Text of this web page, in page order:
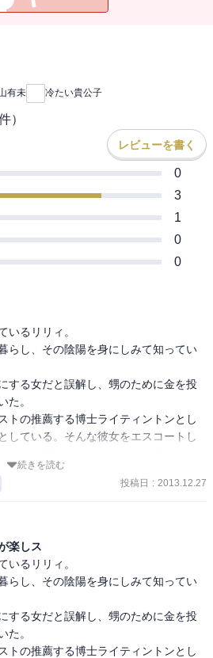
ンの筆が冴えるロマンスをお届けしま
り広げられる物語は緊張感にあふれ、
タッチで描かれています。
有未 冷たい貴公子
）
レビューを書く
0
3
1
0
0
いるリリィ。
らし、その陰陽を身にしみて知ってい
する女だと誤解し、甥のために金を投
た。
トの推薦する博士ライティントンとし
している。そんな彼女をエスコートし
ですが、彼視点がとても多く、彼の葛
でかわいく感じてしまう。
blog-entry-1686.html
続きを読む
投稿日 : 2013.12.27
楽しス
いるリリィ。
らし、その陰陽を身にしみて知ってい
する女だと誤解し、甥のために金を投
た。
トの推薦する博士ライティントンとし